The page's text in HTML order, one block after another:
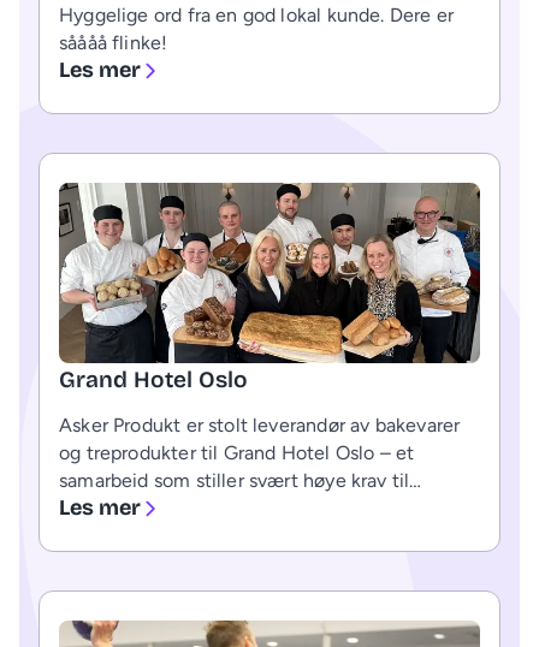
Hyggelige ord fra en god lokal kunde. Dere er
såååå flinke!
Les mer
Grand Hotel Oslo
Asker Produkt er stolt leverandør av bakevarer
og treprodukter til Grand Hotel Oslo – et
samarbeid som stiller svært høye krav til
kvalitet, stabilitet og fagkompetanse.
Les mer